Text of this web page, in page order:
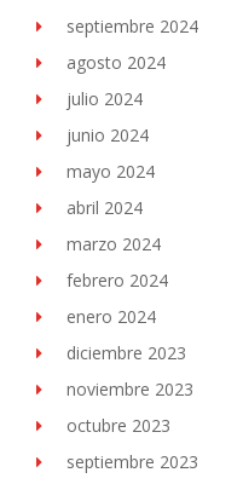
septiembre 2024
agosto 2024
julio 2024
junio 2024
mayo 2024
abril 2024
marzo 2024
febrero 2024
enero 2024
diciembre 2023
noviembre 2023
octubre 2023
septiembre 2023